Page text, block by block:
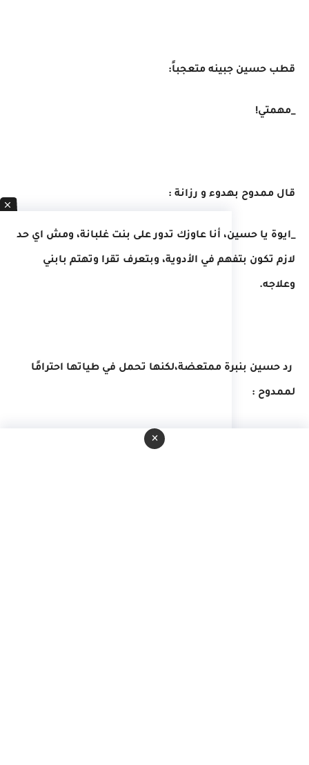
قطب حسين جبينه متعجباً:
_مهمتي!
قال ممدوح بهدوء و رزانة :
_ايوة يا حسين، أنا عاوزك تدور على بنت غلبانة، ومش اي حد
لازم تكون بتفهم في الأدوية، وبتعرف تقرا وتهتم بابني
وعلاجه.
رد حسين بنبرة ممتعضة،لكنها تحمل في طياتها احترامًا
لممدوح :
_حاضر يا ممدوح بيه، هحاول.×